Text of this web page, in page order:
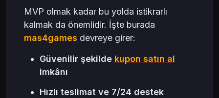
MVP olmak kadar bu yolda istikrarlı
kalmak da önemlidir. İşte burada
mas4games devreye girer:
Güvenilir şekilde kupon satın al
imkânı
Hızlı teslimat ve 7/24 destek